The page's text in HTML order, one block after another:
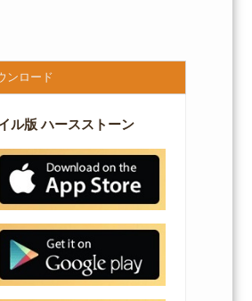
ンロード
ル版 ハースストーン